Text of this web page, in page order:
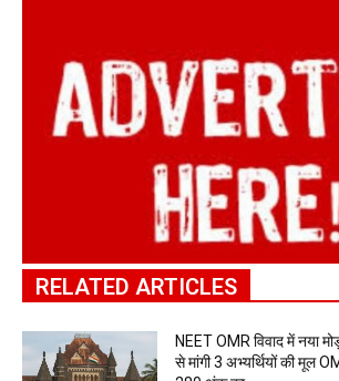
RELATED ARTICLES
NEET OMR विवाद में नया
से मांगी 3 अभ्यर्थियों की मूल